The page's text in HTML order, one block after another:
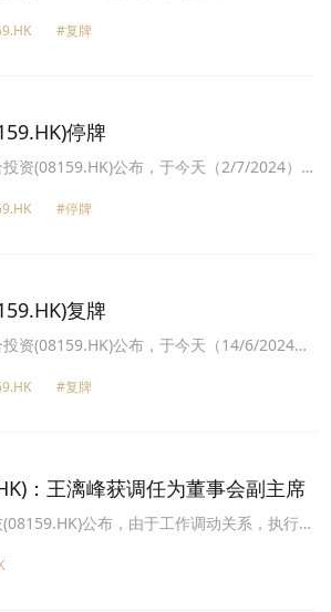
#复牌
停牌
投资(08159.HK)公布，于今天（2/7/2024）上
#停牌
复牌
投资(08159.HK)公布，于今天（14/6/2024）
#复牌
：王漓峰获调任为董事会副主席
(08159.HK)公布，由于工作调动关系，执行董
调任为董事会副主席后，仍然为执行董事、
发展委员会主席及薪酬委员会成员。于同日